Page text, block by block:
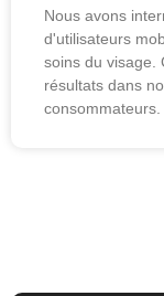
Nous avons
d'utilisateurs
soins du visage.
résultats dans
consommateurs.